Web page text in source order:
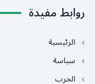
روابط مفيدة
الرئيسية
سياسة
الحرب